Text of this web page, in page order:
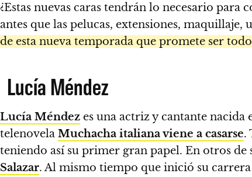
¿Estas nuevas caras tendrán lo necesario para
antes que las pelucas, extensiones, maquillaje,
de esta nueva temporada que promete ser
Lucía Méndez
Lucía Méndez es una actriz y cantante nacida
telenovela Muchacha italiana viene a casarse.
teniendo así su primer gran papel. En otros de
Salazar. Al mismo tiempo que inició su